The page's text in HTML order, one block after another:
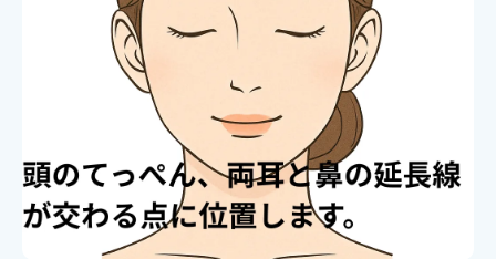
自律神経にも働きかける鍼灸とツボ活用法
片頭痛や緊張型頭痛に鍼灸のツボが効く理
頭部の不調を和らげる鍼灸とツボの知識
鍼灸で頭部の不調を緩和するツボの選び方
目の疲れや首こりに活用できる鍼灸とツボ
ストレス緩和に役立つ頭部の鍼灸ツボを解